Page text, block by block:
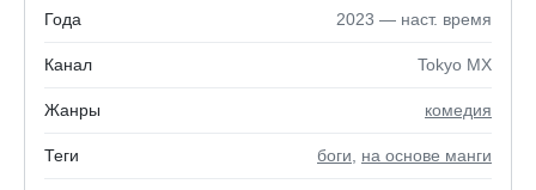
Года 2023 — наст. время
Канал Tokyo MX
Жанры комедия
Теги боги на основе манги